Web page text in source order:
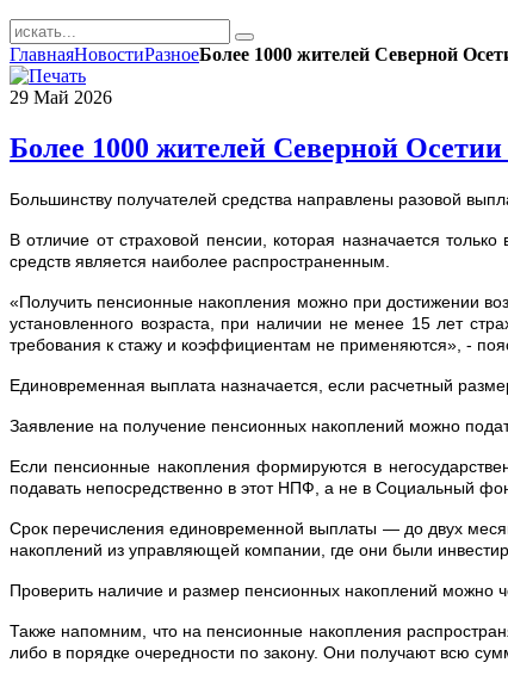
ГлавнаяНовостиРазноеБолее 1000 жителей Северной
29 Май 2026
Более 1000 жителей Северной
Большинству получателей средства направлены разовой
В отличие от страховой пенсии, которая назначается
средств является наиболее распространенным.
«Получить пенсионные накопления можно при достижении
установленного возраста, при наличии не менее 15 лет
требования к стажу и коэффициентам не применяются», -
Единовременная выплата назначается, если расчетный
Заявление на получение пенсионных накоплений можно
Если пенсионные накопления формируются в
подавать непосредственно в этот НПФ, а не в Социальный
Срок перечисления единовременной выплаты — до двух
накоплений из управляющей компании, где они были
Проверить наличие и размер пенсионных накоплений можно
Также напомним, что на пенсионные накопления
либо в порядке очередности по закону. Они получают всю